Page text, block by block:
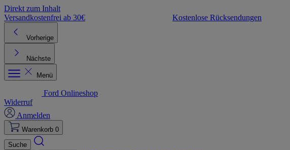
Direkt zum Inhalt
Versandkostenfrei ab 30€
Kostenlose Rücksendungen
Vorherige
Nächste
Menü
Ford Onlineshop
Widerruf
Anmelden
Warenkorb 0
Suche